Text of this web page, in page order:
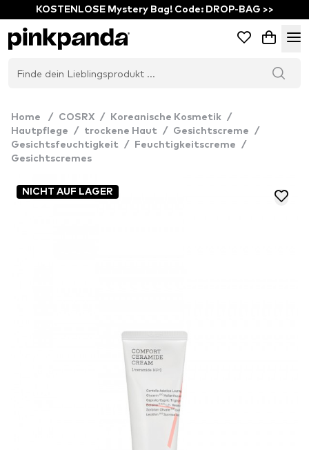
KOSTENLOSE Mystery Bag! Code: DROP-BAG >>
Home / COSRX / Koreanische Kosmetik /
Hautpflege
/ trockene Haut / Gesichtscreme
/
Gesichtsfeuchtigkeit
/ Feuchtigkeitscreme
/
Gesichtscremes
NICHT AUF LAGER